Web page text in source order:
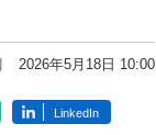
2026年5月18日 10:00
LinkedIn